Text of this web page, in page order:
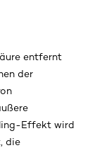
entfernt
der
Effekt wird
die